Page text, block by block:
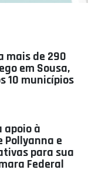
mais de 290
em Sousa,
10 municípios
à
e
para sua
Federal